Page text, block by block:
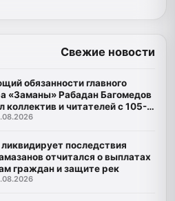
Свежие новости
обязанности главного
«Заманы» Рабадан Багомедов
коллектив и читателей с 105-
газеты
последствия
отчитался о выплатах
граждан и защите рек